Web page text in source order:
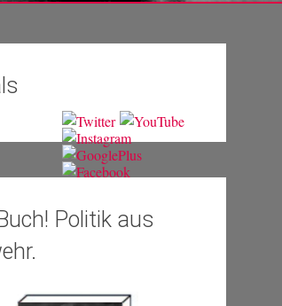
Politik aus